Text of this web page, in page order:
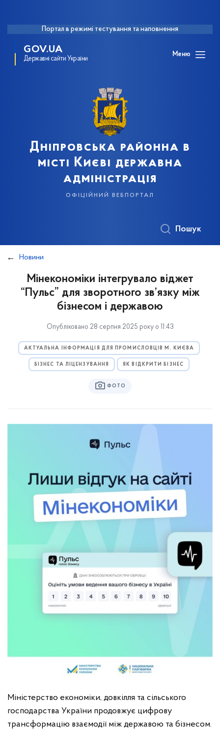
Портал в режимі тестування та наповнення
GOV.UA
Державні сайти України
Меню
Дніпровська районна в
місті Києві державна
адміністрація
офіційний вебпортал
Пошук
Новини
Мінекономіки інтегрувало віджет
“Пульс” для зворотного зв’язку між
бізнесом і державою
Опубліковано 28 серпня 2025 року о 11:43
АКТУАЛЬНА ІНФОРМАЦІЯ ДЛЯ ПРОМИСЛОВЦІВ М. КИЄВА
БІЗНЕС ТА ЛІЦЕНЗУВАННЯ ЯК ВІДКРИТИ БІЗНЕС
ФОТО
Міністерство економіки, довкілля та сільського
господарства України продовжує цифрову
трансформацію взаємодії між державою та бізнесом.